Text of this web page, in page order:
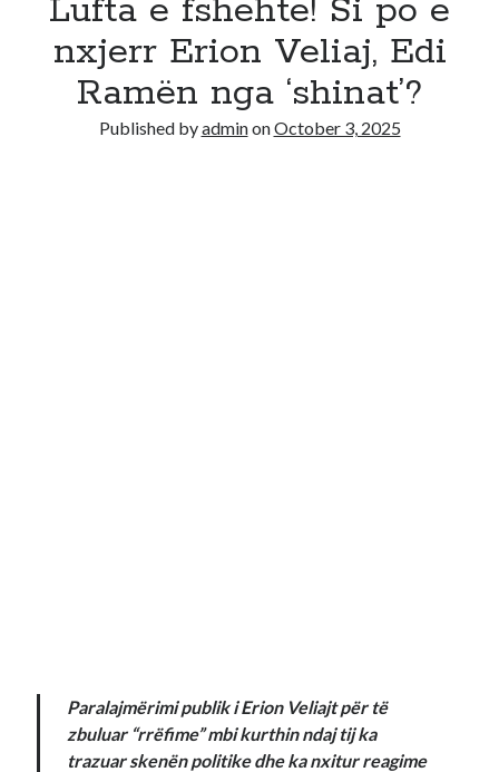
Lufta e fshehte! Si po e
nxjerr Erion Veliaj, Edi
Ramën nga ‘shinat’?
Published byadminonOctober 3, 2025
Paralajmërimi publik i Erion Veliajt për të
zbuluar “rrëfime” mbi kurthin ndaj tij ka
trazuar skenën politike dhe ka nxitur reagime